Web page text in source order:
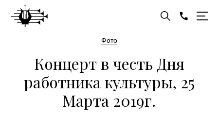
Фото
Концерт в честь Дня
работника культуры, 25
Марта 2019г.